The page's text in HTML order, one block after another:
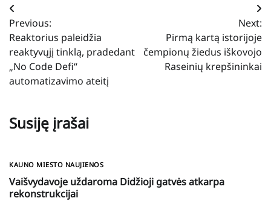
Navigacija
tarp
įrašų
Previous:
Reaktorius paleidžia
reaktyvųjį tinklą, pradedant
„No Code Defi“
automatizavimo ateitį
Next:
Pirmą kartą istorijoje
čempionų žiedus iškovojo
Raseinių krepšininkai
Susiję įrašai
KAUNO MIESTO NAUJIENOS
Vaišvydavoje uždaroma Didžioji gatvės atkarpa
rekonstrukcijai